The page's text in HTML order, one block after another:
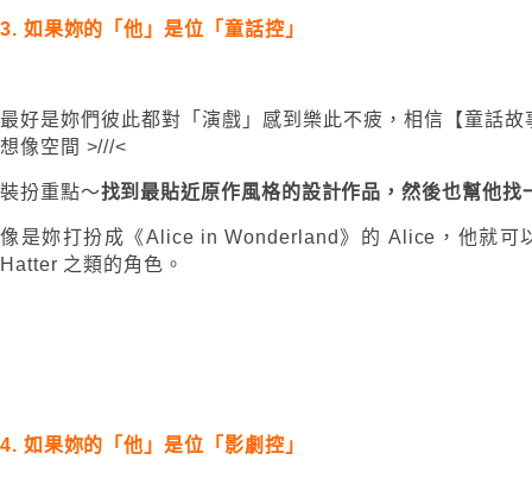
3. 如果妳的「他」是位「童話控」
最好是妳們彼此都對「演戲」感到樂此不疲，相信【童話
想像空間 >///<
裝扮重點～找到最貼近原作風格的設計作品，然後也幫他找
像是妳打扮成《Alice in Wonderland》的 Alice，他就可
Hatter 之類的角色。
4. 如果妳的「他」是位「影劇控」